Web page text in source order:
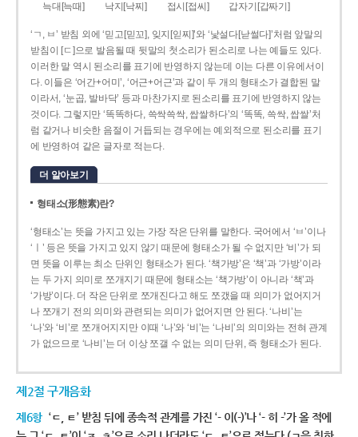
늑대[늑때] 낙지[낙찌] 접시[접씨] 갑자기[갑짜기]
‘ㄱ, ㅂ’ 받침 외에 ‘믿고[믿꼬], 잊지[읻찌]’와 ‘낯설다[낟썰다]’처럼 앞말의
받침이 [ㄷ]으로 발음될 때 뒷말의 첫소리가 된소리로 나는 예들도 있다.
이러한 말 역시 된소리를 표기에 반영하지 않는데 이는 다른 이유에서이
다. 이들은 ‘어간+어미’, ‘어근+어근’과 같이 두 개의 형태소가 결합된 말
이라서, ‘눈곱, 발바닥’ 등과 마찬가지로 된소리를 표기에 반영하지 않는
것이다. 그렇지만 ‘똑똑하다, 쓱싹쓱싹, 쌉쌀하다’의 ‘똑똑, 쓱싹, 쌉쌀’처
럼 같거나 비슷한 음절이 거듭되는 경우에는 예외적으로 된소리를 표기
에 반영하여 같은 글자로 적는다.
더 알아보기
형태소(形態素)란?
‘형태소’는 뜻을 가지고 있는 가장 작은 단위를 말한다. 국어에서 ‘ㅂ’이나
‘ㅣ’ 등은 뜻을 가지고 있지 않기 때문에 형태소가 될 수 없지만 ‘비’가 되
면 뜻을 이루는 최소 단위인 형태소가 된다. ‘책가방’은 ‘책’과 ‘가방’이라
는 두 가지 의미로 쪼개지기 때문에 형태소는 ‘책가방’이 아니라 ‘책’과
‘가방’이다. 더 작은 단위로 쪼개진다고 해도 쪼갰을 때 의미가 없어지거
나 쪼개기 전의 의미와 관련되는 의미가 없어지면 안 된다. ‘나비’는
‘나’와 ‘비’로 쪼개어지지만 이때 ‘나’와 ‘비’는 ‘나비’의 의미와는 전혀 관계
가 없으므로 ‘나비’는 더 이상 쪼갤 수 없는 의미 단위, 즉 형태소가 된다.
제2절 구개음화
제6항 ‘ㄷ, ㅌ’ 받침 뒤에 종속적 관계를 가진 ‘- 이(-)’나 ‘- 히 -’가 올 적에